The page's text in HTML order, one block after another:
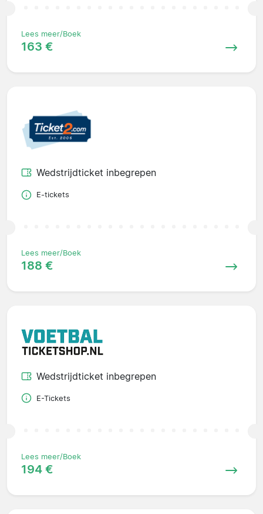
Lees meer/Boek
163 €
Wedstrijdticket inbegrepen
E-tickets
Lees meer/Boek
188 €
Wedstrijdticket inbegrepen
E-Tickets
Lees meer/Boek
194 €